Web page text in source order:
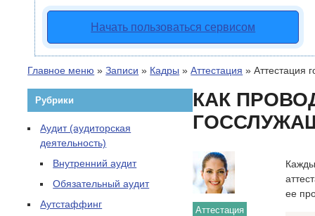
Начать пользоваться сервисом
Главное меню »Записи » Кадры »Аттестация »Аттестация
Рубрики
Аудит (аудиторская
деятельность)
Внутренний аудит
Обязательный аудит
Аутстаффинг
КАК
Аттестация
ее